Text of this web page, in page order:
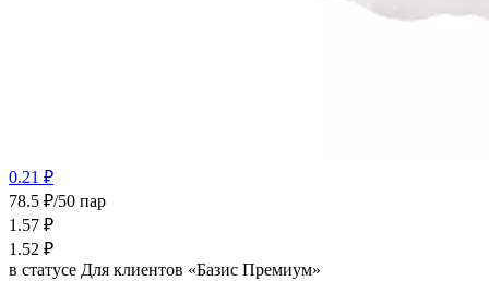
0.21 ₽
78.5 ₽/50 пар
1.57 ₽
1.52 ₽
в статусе Для клиентов «Базис Премиум»